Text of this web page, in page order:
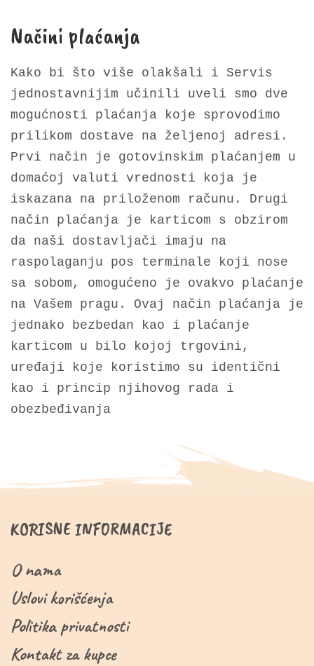
Načini plaćanja
Kako bi što više olakšali i Servis
jednostavnijim učinili uveli smo dve
mogućnosti plaćanja koje sprovodimo
prilikom dostave na željenoj adresi.
Prvi način je gotovinskim plaćanjem u
domaćoj valuti vrednosti koja je
iskazana na priloženom računu. Drugi
način plaćanja je karticom s obzirom
da naši dostavljači imaju na
raspolaganju pos terminale koji nose
sa sobom, omogućeno je ovakvo plaćanje
na Vašem pragu. Ovaj način plaćanja je
jednako bezbedan kao i plaćanje
karticom u bilo kojoj trgovini,
uređaji koje koristimo su identični
kao i princip njihovog rada i
obezbeđivanja
KORISNE INFORMACIJE
O nama
Uslovi korišćenja
Politika privatnosti
Kontakt za kupce